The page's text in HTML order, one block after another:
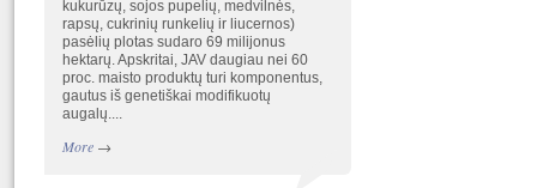
kukurūzų, sojos pupelių, medvilnės,
rapsų, cukrinių runkelių ir liucernos)
pasėlių plotas sudaro 69 milijonus
hektarų. Apskritai, JAV daugiau nei 60
proc. maisto produktų turi komponentus,
gautus iš genetiškai modifikuotų
augalų....
More→